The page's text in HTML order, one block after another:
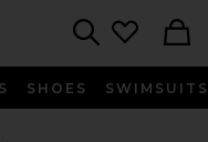
SHOES SWIMSUITS